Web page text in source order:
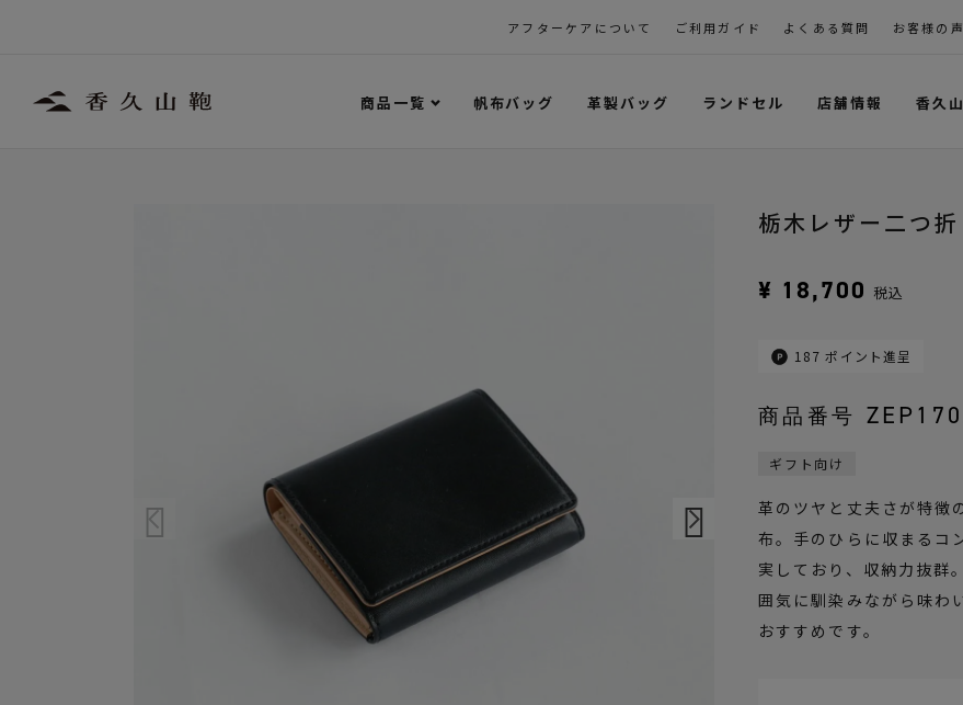
アフターケアについて ご利用ガイド よくある質問 お客様の声
商品一覧 帆布バッグ 革製バッグ ランドセル 店舗情報 香久
栃木レザー二つ
¥ 18,700 税込
187 ポイント進呈
商品番号
ギフト向け
革のツヤと丈夫さが特徴
布。手のひらに収まるコ
実しており、収納力抜群
囲気に馴染みながら味わ
おすすめです。